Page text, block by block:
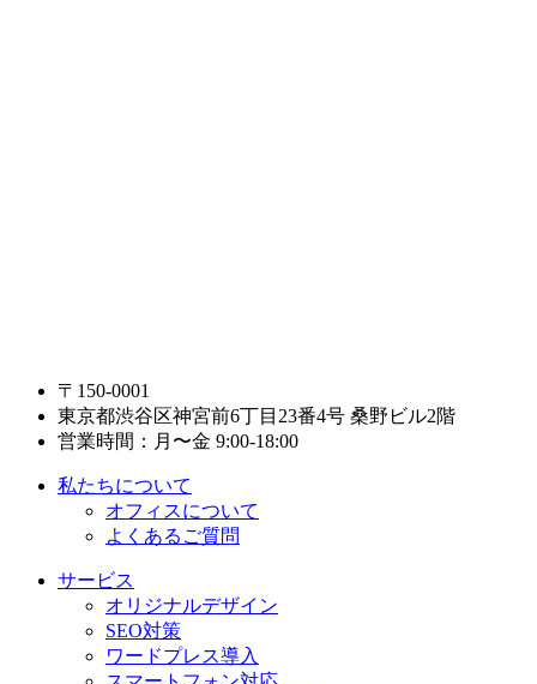
〒150-0001
東京都渋谷区神宮前6丁目23番4号 桑野ビル2階
営業時間：月〜金 9:00-18:00
私たちについて
オフィスについて
よくあるご質問
サービス
オリジナルデザイン
SEO対策
ワードプレス導入